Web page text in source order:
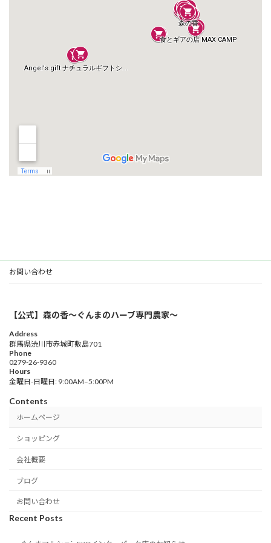
お問い合わせ
【公式】森の香〜ぐんまのハーブ専門農家〜
Address
群馬県渋川市赤城町敷島701
Phone
0279-26-9360
Hours
金曜日-日曜日: 9:00AM–5:00PM
Contents
ホームページ
ショッピング
会社概要
ブログ
お問い合わせ
Recent Posts